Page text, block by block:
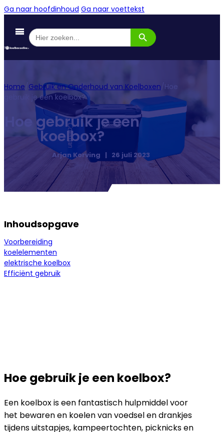
Ga naar hoofdinhoud Ga naar voettekst
Zoek
naar:
Zoekknop
Home/ Gebruik en Onderhoud van Koelboxen/Hoe
gebruik je een koelbox?
Hoe gebruik je een
koelbox?
Arjan Korving | 26 juli 2023
Inhoudsopgave
Voorbereiding
koelelementen
elektrische koelbox
Efficiënt gebruik
Hoe gebruik je een koelbox?
Een koelbox is een fantastisch hulpmiddel voor
het bewaren en koelen van voedsel en drankjes
tijdens uitstapjes, kampeertochten, picknicks en